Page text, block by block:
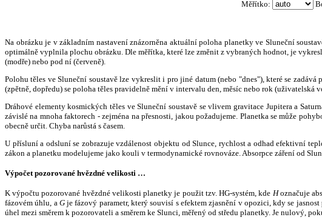
Měřítko:
Na obrázku je v základním nastavení znázorněna aktuální poloha planetky ve Sluneční
optimálně vyplnila plochu obrázku. Dle měřítka, které lze změnit z vybraných hodnot, je
(modře) nebo pod ní (červeně).
Polohu těles ve Sluneční soustavě lze vykreslit i pro jiné datum (nebo "dnes"), které se
(zpětně, dopředu) se poloha těles pravidelně mění v intervalu den, měsíc nebo rok
Dráhové elementy kosmických těles ve Sluneční soustavě se vlivem gravitace Jupitera a
závislé na mnoha faktorech - zejména na přesnosti, jakou požadujeme. Planetka se může
obecně určit. Chyba narůstá s časem.
U přísluní a odsluní se zobrazuje vzdálenost objektu od Slunce, rychlost a odhad efektivní
zákon a planetku modelujeme jako kouli v termodynamické rovnováze. Absorpce záření od
Výpočet pozorované hvězdné velikosti …
K výpočtu pozorované hvězdné velikosti planetky je použit tzv. HG-systém, kde Hoznačuje
fázovém úhlu, a Gje fázový parametr, který souvisí s efektem zjasnění v opozici, kdy se
úhel mezi směrem k pozorovateli a směrem ke Slunci, měřený od středu planetky. Je nulový,